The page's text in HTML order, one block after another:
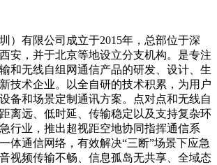
）有限公司成立于2015年，总部位于深
安，并于北京等地设立分支机构。是专注
和无线自组网通信产品的研发、设计、生
技术企业。以全自研的技术积累，为用户
备和场景定制通讯方案。点对点和无线自
离远、低时延、传输稳定以及支持复杂环
行业，推出超视距空地协同指挥通信系
体通信网络，有效解决“三断”场景下应急
视频传输不畅、信息孤岛无共享、全域态